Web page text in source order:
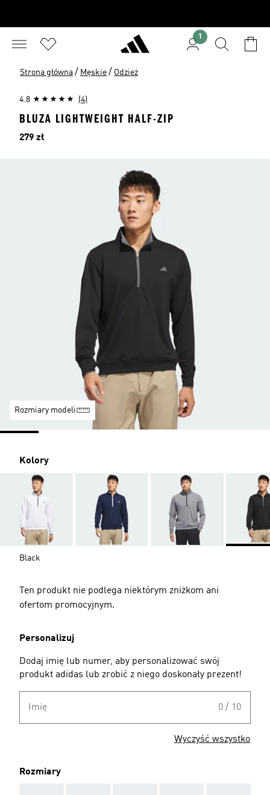
1
Strona główna / Męskie / Odzież
4.8 (4)
BLUZA LIGHTWEIGHT HALF-ZIP
Cena
279 zł
Rozmiary modeli
Kolory
Black
Ten produkt nie podlega niektórym zniżkom ani
ofertom promocyjnym.
Personalizuj
Dodaj imię lub numer, aby personalizować swój
produkt adidas lub zrobić z niego doskonały prezent!
Imię 0 / 10
Wyczyść wszystko
Rozmiary